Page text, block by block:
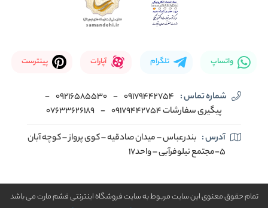
واتساپ تلگرام آپارات پینترست
شماره تماس : 09179442754
-
09216585530
-
پیگیری سفارشات 09179442754
-
07633626189
آدرس : بندرعباس – میدان صادقیه – کوی پرواز – کوچه آبان
5-مجتمع نیلوفرآبی – واحد17
تمام حقوق معنوی این سایت مربوط به سایت فروشگاه اینترنتی قشم مارت می باشد